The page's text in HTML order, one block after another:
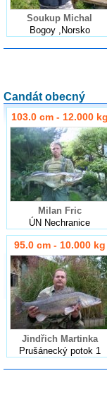
Soukup Michal
Bogoy ,Norsko
Candát obecný
103.0 cm - 12.000 kg
Milan Fric
ÚN Nechranice
95.0 cm - 10.000 kg
Jindřich Martinka
Prušánecký potok 1